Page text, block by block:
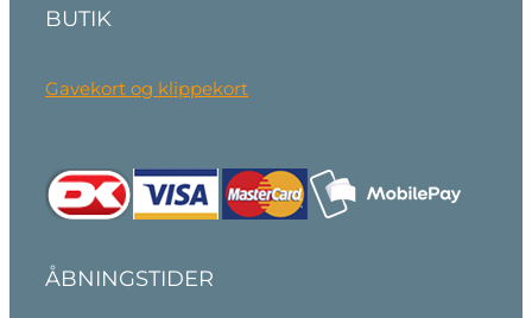
BUTIK
Gavekort og klippekort
ÅBNINGSTIDER